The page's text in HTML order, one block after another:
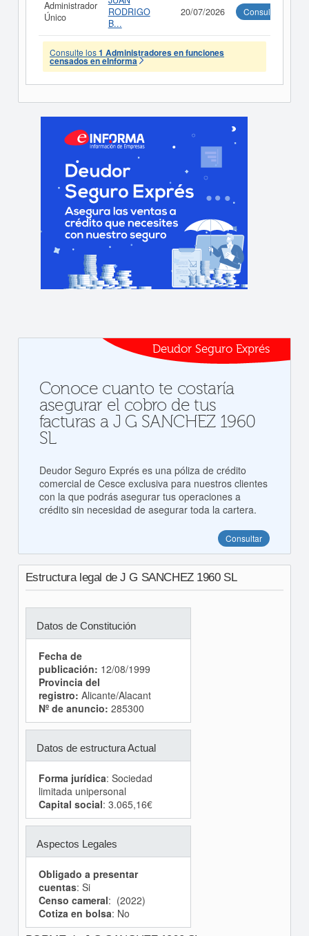
Administrador
Único
RODRIGO
B...
20/07/2026 Consultar
Consulte los1 Administradores en funciones
censados en eInforma
Deudor Seguro Exprés
Conoce cuanto te costaría
asegurar el cobro de tus
facturas a J G SANCHEZ 1960
SL
Deudor Seguro Exprés es una póliza de crédito
comercial de Cesce exclusiva para nuestros clientes
con la que podrás asegurar tus operaciones a
crédito sin necesidad de asegurar toda la cartera.
Consultar
Estructura legal de J G SANCHEZ 1960 SL
Datos de Constitución
Fecha de
publicación: 12/08/1999
Provincia del
registro: Alicante/Alacant
Nº de anuncio: 285300
Datos de estructura Actual
Forma jurídica: Sociedad
limitada unipersonal
Capital social: 3.065,16€
Aspectos Legales
Obligado a presentar
cuentas: Si
Censo cameral: (2022)
Cotiza en bolsa: No